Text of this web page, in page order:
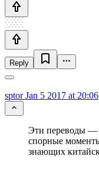
Reply
sptorJan 5 2017 at 20:06
Эти переводы —
спорные
знающих